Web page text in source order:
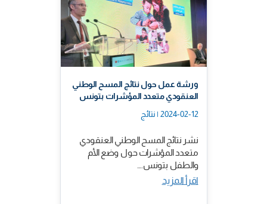
ورشة عمل حول نتائج المسح الوطني
العنقودي متعدد المؤشرات بتونس
2024-02-12 | نتائج
نشر نتائج المسح الوطني العنقودي
متعدد المؤشرات حول وضع الأم
والطفل بتونس.…
اقرأ المزيد